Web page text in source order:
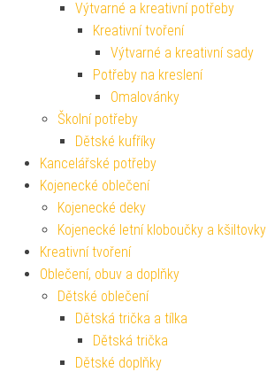
Výtvarné a kreativní potřeby
Kreativní tvoření
Výtvarné a kreativní sady
Potřeby na kreslení
Omalovánky
Školní potřeby
Dětské kufříky
Kancelářské potřeby
Kojenecké oblečení
Kojenecké deky
Kojenecké letní kloboučky a kšiltovky
Kreativní tvoření
Oblečení, obuv a doplňky
Dětské oblečení
Dětská trička a tílka
Dětská trička
Dětské doplňky